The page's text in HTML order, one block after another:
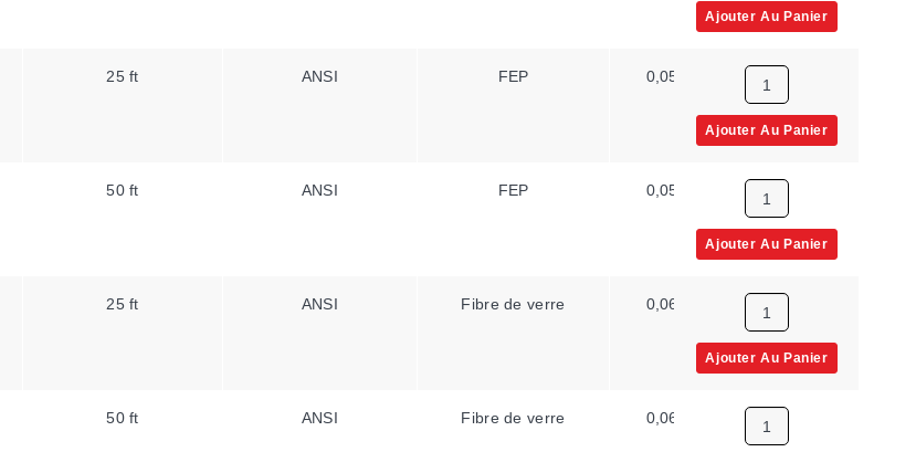
Ajouter Au Panier
25 ft ANSI FEP 0,056 x 0,092 po
Ajouter Au Panier
50 ft ANSI FEP 0,056 x 0,092 po
Ajouter Au Panier
25 ft ANSI Fibre de verre 0,060 x 0,095 po
Ajouter Au Panier
50 ft ANSI Fibre de verre 0,060 x 0,095 po